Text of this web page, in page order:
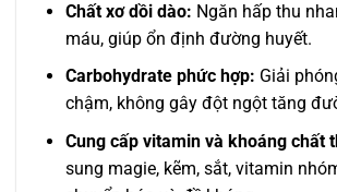
Chất xơ dồi dào: Ngăn hấp thu
máu, giúp ổn định đường huyết.
Carbohydrate phức hợp: Giải
chậm, không gây đột ngột tăng
Cung cấp vitamin và khoáng chất
sung magie, kẽm, sắt, vitamin